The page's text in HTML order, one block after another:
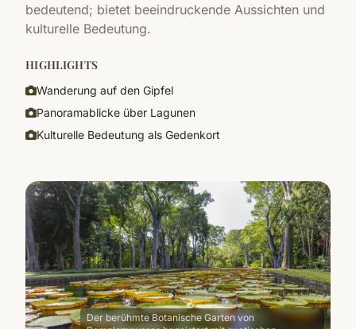
bedeutend; bietet beeindruckende Aussichten und
kulturelle Bedeutung.
HIGHLIGHTS
Wanderung auf den Gipfel
Panoramablicke über Lagunen
Kulturelle Bedeutung als Gedenkort
Der berühmte Botanische Garten von